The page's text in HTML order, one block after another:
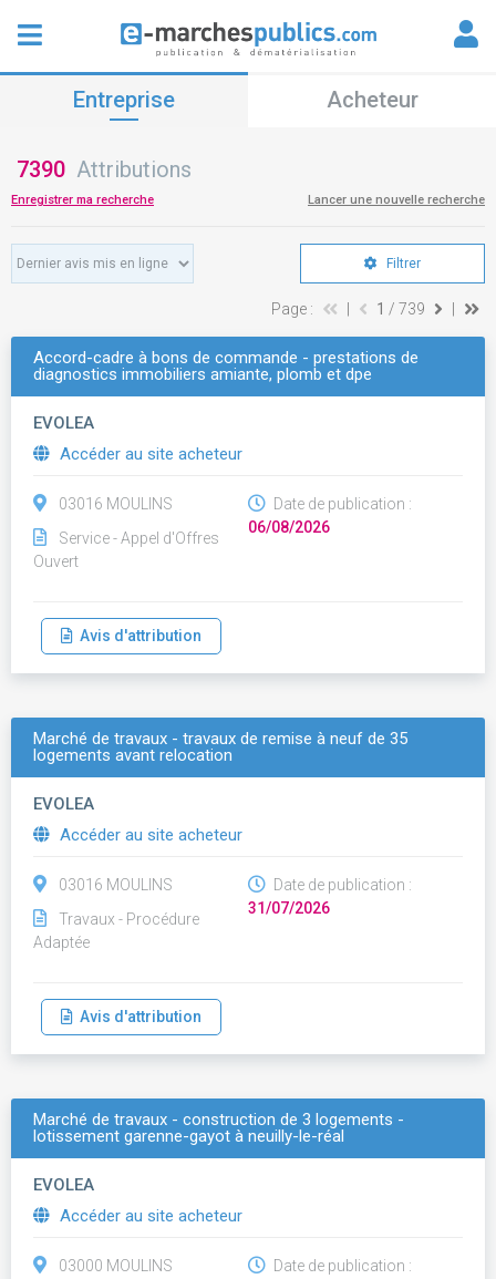
Entreprise Acheteur
7390 Attributions
Enregistrer ma recherche Lancer une nouvelle recherche
Filtrer
Page : 1 / 739
Accord-cadre à bons de commande - prestations de
diagnostics immobiliers amiante, plomb et dpe
EVOLEA
Accéder au site acheteur
03016 MOULINS
Service - Appel d'Offres
Ouvert
Date de publication :
06/08/2026
Avis d'attribution
Marché de travaux - travaux de remise à neuf de 35
logements avant relocation
EVOLEA
Accéder au site acheteur
03016 MOULINS
Travaux - Procédure
Adaptée
Date de publication :
31/07/2026
Avis d'attribution
Marché de travaux - construction de 3 logements -
lotissement garenne-gayot à neuilly-le-réal
EVOLEA
Accéder au site acheteur
03000 MOULINS
Date de publication :